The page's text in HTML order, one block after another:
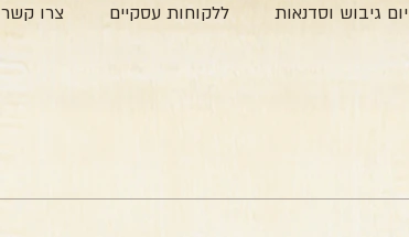
יום גיבוש וסדנאות ללקוחות עסקיים צרו קשר